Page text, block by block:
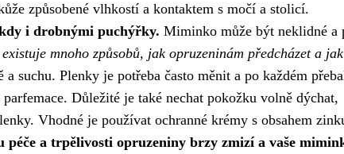
způsobené vlhkostí a kontaktem s močí a stolicí.
i drobnými puchýřky. Miminko může být neklidné a
mnoho způsobů, jak opruzeninám předcházet a
suchu. Plenky je potřeba často měnit a po každém
Důležité je také nechat pokožku volně dýchat,
Vhodné je používat ochranné krémy s obsahem
péče a trpělivosti opruzeniny brzy zmizí a vaše